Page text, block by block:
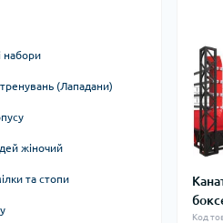
валики, ролики
для пресу
йоги
йоги
ковзання
набори
(Лападани)
жіночий
та стопи
Код